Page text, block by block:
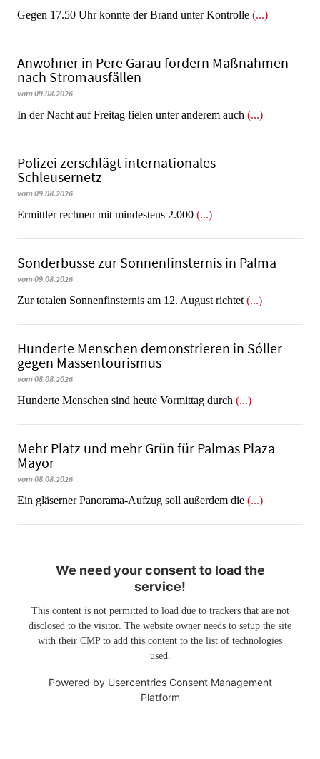
Gegen 17.50 Uhr konnte der Brand unter Kontrolle (...)
Anwohner in Pere Garau fordern Maßnahmen
nach Stromausfällen
vom 09.08.2026
In der Nacht auf Freitag fielen unter anderem auch (...)
Polizei zerschlägt internationales
Schleusernetz
vom 09.08.2026
Ermittler rechnen mit mindestens 2.000 (...)
Sonderbusse zur Sonnenfinsternis in Palma
vom 09.08.2026
Zur totalen Sonnenfinsternis am 12. August richtet (...)
Hunderte Menschen demonstrieren in Sóller
gegen Massentourismus
vom 08.08.2026
Hunderte Menschen sind heute Vormittag durch (...)
Mehr Platz und mehr Grün für Palmas Plaza
Mayor
vom 08.08.2026
Ein gläserner Panorama-Aufzug soll außerdem die (...)
We need your consent to load the
service!
This content is not permitted to load due to trackers that are not
disclosed to the visitor. The website owner needs to setup the site
with their CMP to add this content to the list of technologies
used.
Powered by Usercentrics Consent Management
Platform